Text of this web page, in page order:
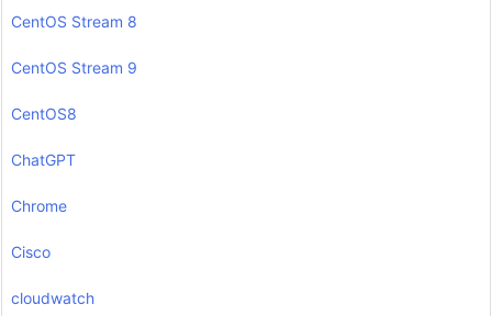
CentOS Stream 8
CentOS Stream 9
CentOS8
ChatGPT
Chrome
Cisco
cloudwatch